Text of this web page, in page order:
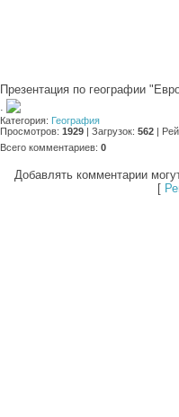
Презентация по географии
·
Категория: География
Просмотров: 1929 | Загрузок: 562 |
Всего комментариев: 0
Добавлять комментарии
[